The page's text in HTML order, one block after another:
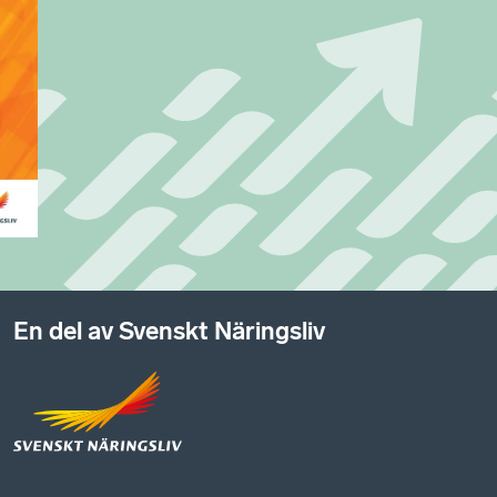
En del av Svenskt Näringsliv